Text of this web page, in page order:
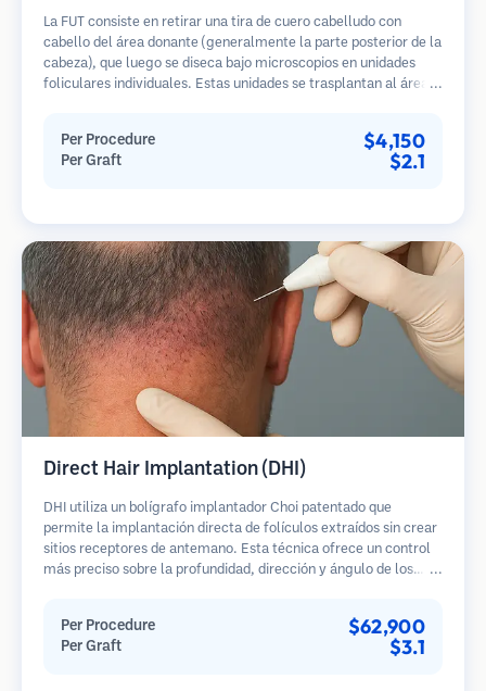
La FUT consiste en retirar una tira de cuero cabelludo con
cabello del área donante (generalmente la parte posterior de la
cabeza), que luego se diseca bajo microscopios en unidades
foliculares individuales. Estas unidades se trasplantan al área
Per Procedure $4,150
Per Graft $2.1
Direct Hair Implantation (DHI)
DHI utiliza un bolígrafo implantador Choi patentado que
permite la implantación directa de folículos extraídos sin crear
sitios receptores de antemano. Esta técnica ofrece un control
más preciso sobre la profundidad, dirección y ángulo de los
Per Procedure $62,900
Per Graft $3.1